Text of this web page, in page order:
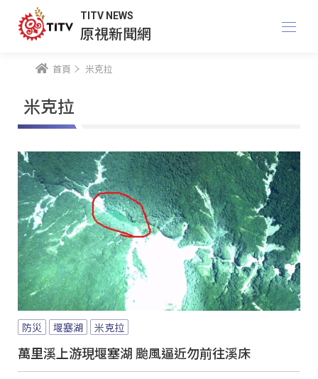
TITV NEWS
原視新聞網
首頁 米克拉
米克拉
防災 堰塞湖 米克拉
萬里溪上游現堰塞湖 颱風逼近勿前往溪床